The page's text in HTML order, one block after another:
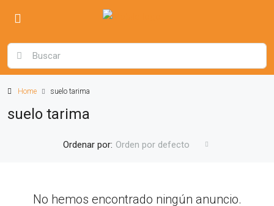
Home suelo tarima
suelo tarima
Ordenar por: Orden por defecto
No hemos encontrado ningún anuncio.